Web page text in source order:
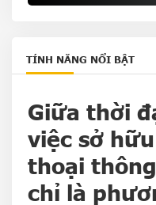
TÍNH NĂNG NỔI BẬT
Giữa thời
việc sở
thoại
chỉ là